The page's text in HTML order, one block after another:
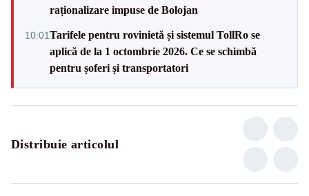
raționalizare impuse de Bolojan
10:01Tarifele pentru rovinietă și sistemul TollRo se
aplică de la 1 octombrie 2026. Ce se schimbă
pentru șoferi și transportatori
Distribuie articolul